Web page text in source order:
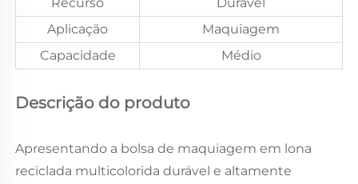
Aplicação
Maquiagem
Capacidade
Médio
Descrição do produto
Apresentando a bolsa de maquiagem em lona
reciclada multicolorida durável e altamente